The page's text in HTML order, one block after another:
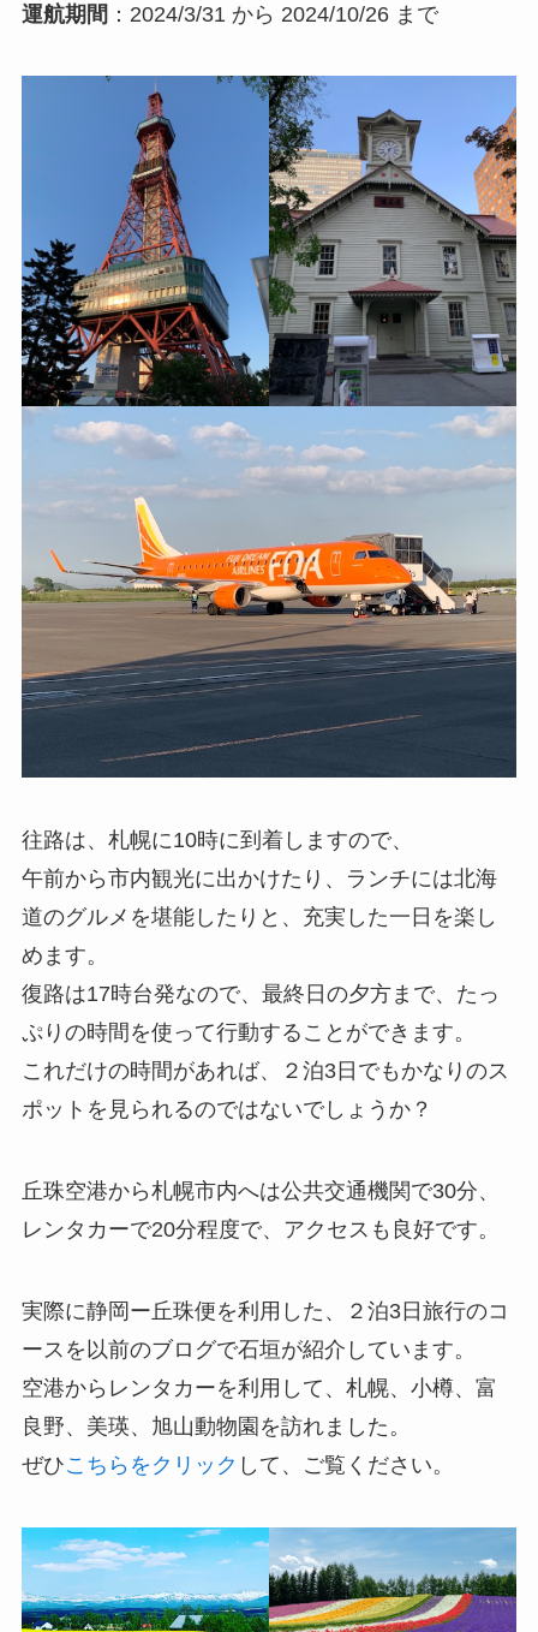
運航期間 ：2024/3/31 から 2024/10/26 まで
往路は、札幌に10時に到着しますので、
午前から市内観光に出かけたり、ランチには北海
道のグルメを堪能したりと、充実した一日を楽し
めます。
復路は17時台発なので、最終日の夕方まで、たっ
ぷりの時間を使って行動することができます。
これだけの時間があれば、２泊3日でもかなりのス
ポットを見られるのではないでしょうか？
丘珠空港から札幌市内へは公共交通機関で30分、
レンタカーで20分程度で、アクセスも良好です。
実際に静岡ー丘珠便を利用した、２泊3日旅行のコ
ースを以前のブログで石垣が紹介しています。
空港からレンタカーを利用して、札幌、小樽、富
良野、美瑛、旭山動物園を訪れました。
ぜひこちらをクリック して、ご覧ください。